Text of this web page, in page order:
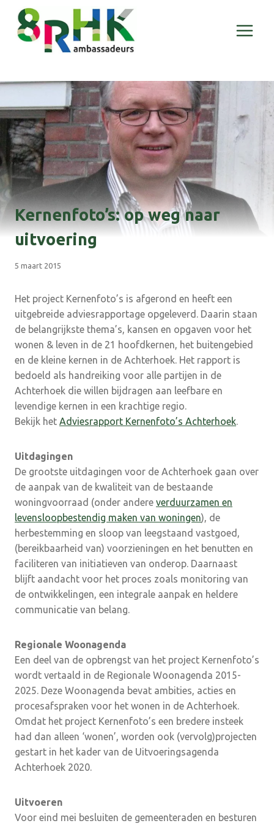
Doorgaan
naar
inhoud
Kernenfoto’s: op weg naar
uitvoering
5 maart 2015
Het project Kernenfoto’s is afgerond en heeft een
uitgebreide adviesrapportage opgeleverd. Daarin staan
de belangrijkste thema’s, kansen en opgaven voor het
wonen & leven in de 21 hoofdkernen, het buitengebied
en de kleine kernen in de Achterhoek. Het rapport is
bedoeld als handreiking voor alle partijen in de
Achterhoek die willen bijdragen aan leefbare en
levendige kernen in een krachtige regio.
Bekijk het Adviesrapport Kernenfoto’s Achterhoek.
Uitdagingen
De grootste uitdagingen voor de Achterhoek gaan over
de aanpak van de kwaliteit van de bestaande
woningvoorraad (onder andere verduurzamen en
levensloopbestendig maken van woningen), de
herbestemming en sloop van leegstaand vastgoed,
(bereikbaarheid van) voorzieningen en het benutten en
faciliteren van initiatieven van onderop. Daarnaast
blijft aandacht voor het proces zoals monitoring van
de ontwikkelingen, een integrale aanpak en heldere
communicatie van belang.
Regionale Woonagenda
Een deel van de opbrengst van het project Kernenfoto’s
wordt vertaald in de Regionale Woonagenda 2015-
2025. Deze Woonagenda bevat ambities, acties en
procesafspraken voor het wonen in de Achterhoek.
Omdat het project Kernenfoto’s een bredere insteek
had dan alleen ‘wonen’, worden ook (vervolg)projecten
gestart in het kader van de Uitvoeringsagenda
Achterhoek 2020.
Uitvoeren
Voor eind mei besluiten de gemeenteraden en besturen